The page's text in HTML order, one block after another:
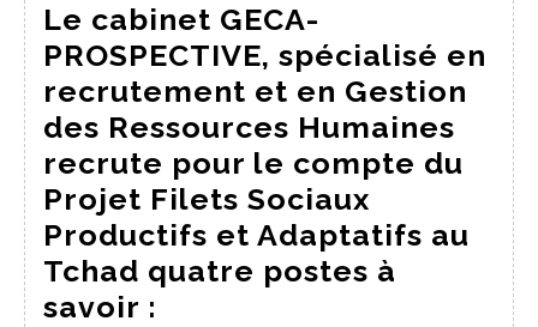
Le cabinet GECA-
PROSPECTIVE, spécialisé en
recrutement et en Gestion
des Ressources Humaines
recrute pour le compte du
Projet Filets Sociaux
Productifs et Adaptatifs au
Tchad quatre postes à
savoir :